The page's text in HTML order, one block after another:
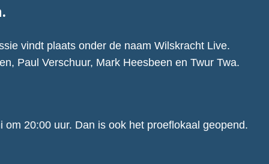
vindt plaats onder de naam Wilskracht Live.
Paul Verschuur, Mark Heesbeen en Twur Twa.
20:00 uur. Dan is ook het proeflokaal geopend.